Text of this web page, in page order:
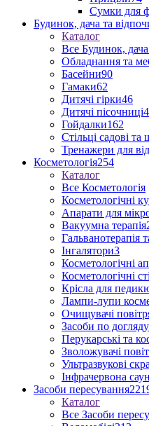
Сумки для
Будинок, дача та
Каталог
Все Будинок,
Обладнання та
Басейни90
Гамаки62
Дитячі гірки46
Дитячі пісочниці
Гойдалки162
Стільці садові та
Тренажери для
Косметологія254
Каталог
Все Косметологія
Косметологічні
Апарати для
Вакуумна терапія
Гальванотерапія
Інгалятори3
Косметологічні
Косметологічні
Крісла для
Лампи-лупи
Очищувачі
Засоби по
Перукарські та
Зволожувачі
Ультразвукові
Інфрачервона
Засоби пересування
Каталог
Все Засоби